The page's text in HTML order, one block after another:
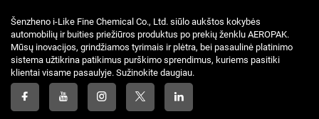
Šenzheno i-Like Fine Chemical Co., Ltd. siūlo aukštos kokybės
automobilių ir buities priežiūros produktus po prekių ženklu AEROPAK.
Mūsų inovacijos, grindžiamos tyrimais ir plėtra, bei pasaulinė platinimo
sistema užtikrina patikimus purškimo sprendimus, kuriems pasitiki
klientai visame pasaulyje. Sužinokite daugiau.